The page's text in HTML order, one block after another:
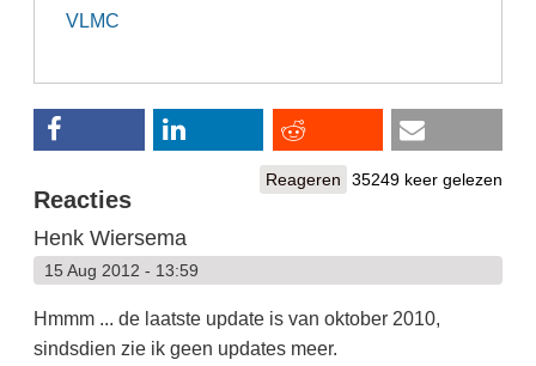
VLMC
Reageren 35249 keer gelezen
Reacties
Henk Wiersema
15 Aug 2012 - 13:59
Hmmm ... de laatste update is van oktober 2010,
sindsdien zie ik geen updates meer.